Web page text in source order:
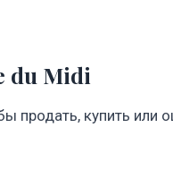
du Midi
купить или